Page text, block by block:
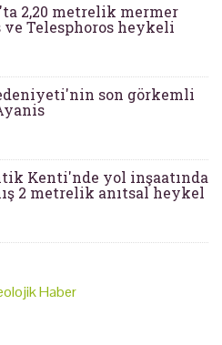
2,20 metrelik mermer
Telesphoros heykeli
son görkemli
Kenti'nde yol inşaatında
2 metrelik anıtsal heykel